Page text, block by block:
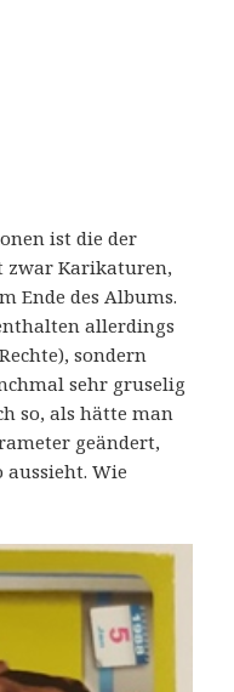
ist die der
zwar Karikaturen,
Ende des Albums.
allerdings
sondern
sehr gruselig
so, als hätte man
geändert,
Wie